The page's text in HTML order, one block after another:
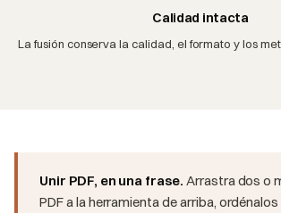
Calidad intacta
La fusión conserva la calidad, el formato y los
Unir PDF, en una frase. Arrastra dos o
PDF a la herramienta de arriba,